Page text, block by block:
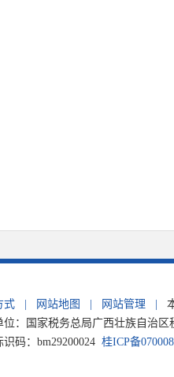
式 网站地图 网站管理
位：国家税务总局广西壮族自治
识码：bm29200024 桂ICP备